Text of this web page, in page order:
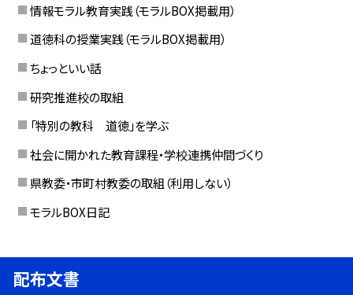
情報モラル教育実践（モラルBOX掲載用）
道徳科の授業実践（モラルBOX掲載用）
ちょっといい話
研究推進校の取組
「特別の教科 道徳」を学ぶ
社会に開かれた教育課程・学校連携仲間づくり
県教委・市町村教委の取組（利用しない）
モラルBOX日記
配布文書